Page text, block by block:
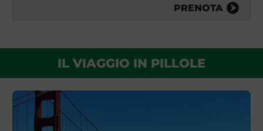
PRENOTA
IL VIAGGIO IN PILLOLE